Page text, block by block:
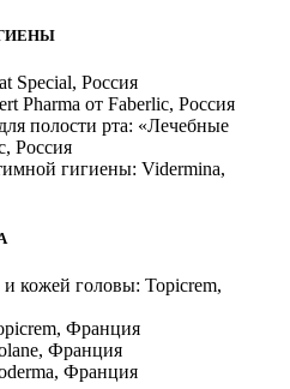
Special, Россия
Pharma от Faberlic, Россия
полости рта: «Лечебные
Россия
гигиены: Vidermina,
и кожей головы: Topicrem,
Франция
Франция
Франция